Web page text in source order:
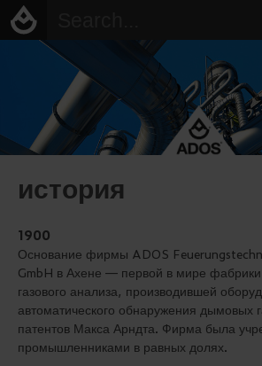
история
1900
Основание фирмы ADOS
GmbH в Ахене — первой в мире фабрики
газового анализа, производившей
автоматического обнаружения дымовых
патентов Макса Арндта. Фирма была
промышленниками в равных долях.